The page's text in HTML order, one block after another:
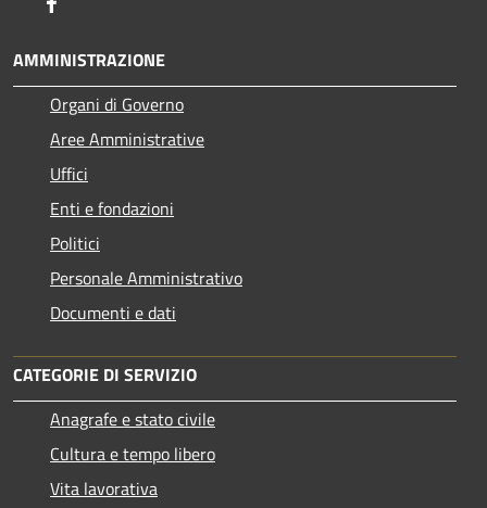
AMMINISTRAZIONE
Organi di Governo
Aree Amministrative
Uffici
Enti e fondazioni
Politici
Personale Amministrativo
Documenti e dati
CATEGORIE DI SERVIZIO
Anagrafe e stato civile
Cultura e tempo libero
Vita lavorativa